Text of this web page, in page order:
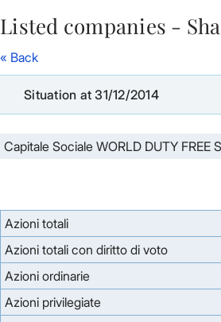
Skip to Main Content
Listed companies -
« Back
Situation at 31/12/2014
Capitale Sociale WORLD DUTY FREE
Azioni totali
Azioni totali con diritto di voto
Azioni ordinarie
Azioni privilegiate